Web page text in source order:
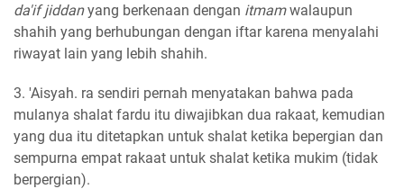
da'if jiddanyang berkenaan dengan itmamwalaupun
shahih yang berhubungan dengan iftar karena menyalahi
riwayat lain yang lebih shahih.
3. 'Aisyah. ra sendiri pernah menyatakan bahwa pada
mulanya shalat fardu itu diwajibkan dua rakaat, kemudian
yang dua itu ditetapkan untuk shalat ketika bepergian dan
sempurna empat rakaat untuk shalat ketika mukim (tidak
berpergian).